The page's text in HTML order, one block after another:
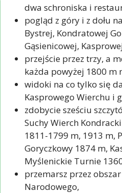
dwa schroniska i
pogląd z góry i z dołu
Bystrej, Kondratowej
Gąsienicowej,
przejście przez trzy, a
każda powyżej 1800 m
widoki na co tylko się
Kasprowego Wierchu i
zdobycie sześciu
Suchy Wierch
1811-1799 m, 1913 m,
Goryczkowy 1874 m,
Myślenickie Turnie
przemarsz przez
Narodowego,